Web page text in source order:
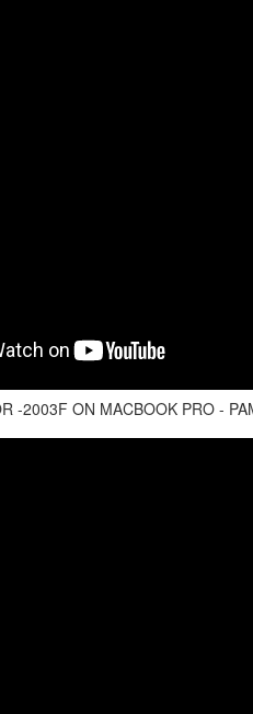
-2003F ON MACBOOK PRO -